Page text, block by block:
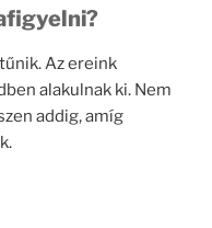
Az ereink
alakulnak ki. Nem
addig, amíg